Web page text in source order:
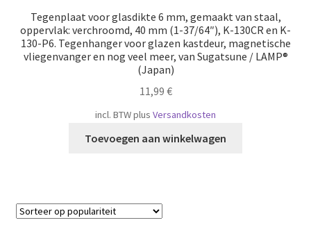
Tegenplaat voor glasdikte 6 mm, gemaakt van staal,
oppervlak: verchroomd, 40 mm (1-37/64″), K-130CR en K-
130-P6. Tegenhanger voor glazen kastdeur, magnetische
vliegenvanger en nog veel meer, van Sugatsune / LAMP®
(Japan)
11,99 €
incl. BTWplus Versandkosten
Toevoegen aan winkelwagen